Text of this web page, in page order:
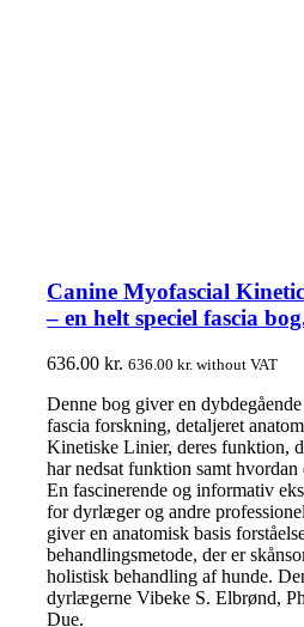
Canine Myofascial
– en helt speciel fascia
636.00kr. 636.00kr. without VAT
Denne bog giver en
fascia forskning, detaljeret
Kinetiske Linier, deres funktion,
har nedsat funktion samt hvordan
En fascinerende og informativ
for dyrlæger og andre
giver en anatomisk basis
behandlingsmetode, der er
holistisk behandling af hunde.
dyrlægerne Vibeke S. Elbrønd,
Due.